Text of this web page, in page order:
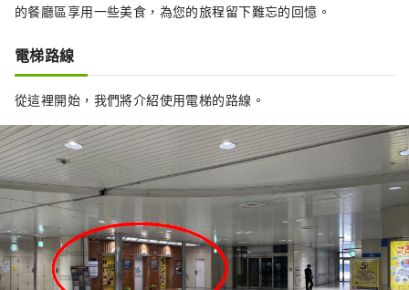
的餐廳區享用一些美食，為您的旅程留下難忘的回憶。
電梯路線
從這裡開始，我們將介紹使用電梯的路線。